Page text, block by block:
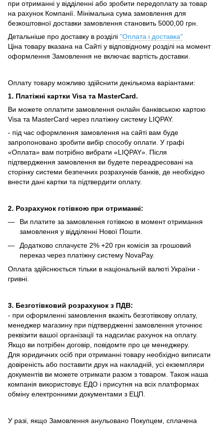
при отриманні у відділенні або зробити передоплату за товар
на рахунок Компанії. Мінімальна сума замовлення для
безкоштовної доставки замовлення становить 5000,00 грн.
Детальніше про доставку в розділі "Оплата і доставка"
Ціна товару вказана на Сайті у відповідному розділі на момент
оформлення Замовлення не включає вартість доставки.
Оплату товару можливо здійснити декількома варіантами:
1. Платіжні картки Visa та MasterCard.
Ви можете оплатити замовлення онлайн банківською картою
Visa та MasterCard через платіжну систему LIQPAY.
- під час оформлення замовлення на сайті вам буде
запропоновано зробити вибір способу оплати. У графі
«Оплата» вам потрібно вибрати «LIQPAY». Після
підтвердження замовлення ви будете переадресовані на
сторінку системи безпечних розрахунків банків, де необхідно
внести дані картки та підтвердити оплату.
2. Розрахунок готівкою при отриманні:
Ви платите за замовлення готівкою в момент отримання
замовлення у відділенні Нової Пошти.
Додатково сплачуєте 2% +20 грн комісія за грошовий
переказ через платіжну систему NovaPay.
Оплата здійснюється тільки в національній валюті України -
гривні.
3. Безготівковий розрахунок з ПДВ:
- при оформленні замовлення вкажіть безготівкову оплату,
менеджер магазину при підтвердженні замовлення уточнює
реквізити вашої організації та надсилає рахунок на оплату.
Якщо ви потрібен договір, повідомте про це менеджеру.
Для юридичних осіб при отриманні товару необхідно виписати
довіреність або поставити друк на накладній, усі екземпляри
документів ви можете отримати разом з товаром. Також наша
компанія використовує ЕДО і присутня на всіх платформах
обміну електронними документами з ЕЦП.
У разі, якщо Замовлення анульовано Покупцем, сплачена